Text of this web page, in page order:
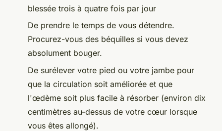
blessée trois à quatre fois par jour
De prendre le temps de vous détendre.
Procurez-vous des béquilles si vous devez
absolument bouger.
De surélever votre pied ou votre jambe pour
que la circulation soit améliorée et que
l'œdème soit plus facile à résorber (environ dix
centimètres au-dessus de votre cœur lorsque
vous êtes allongé).